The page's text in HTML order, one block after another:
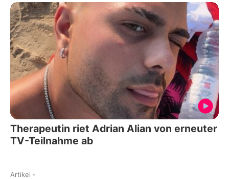
Therapeutin riet Adrian Alian von erneuter
TV-Teilnahme ab
Artikel -